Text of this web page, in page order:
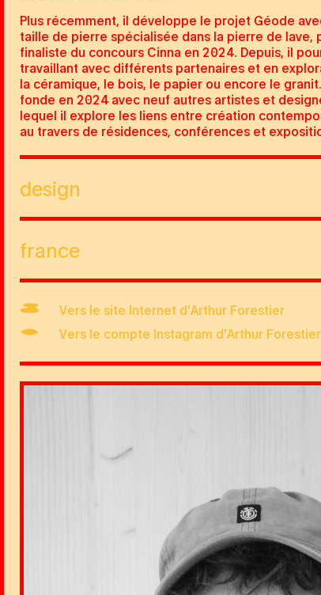
Plus récemment, il développe le projet Géode
taille de pierre spécialisée dans la pierre de lave,
finaliste du concours Cinna en 2024. Depuis, il
travaillant avec différents partenaires et en
la céramique, le bois, le papier ou encore le
fonde en 2024 avec neuf autres artistes et
lequel il explore les liens entre création
au travers de résidences, conférences et
design
france
Vers le site Internet d'Arthur Forestier
Vers le compte Instagram d'Arthur Forestier
Image